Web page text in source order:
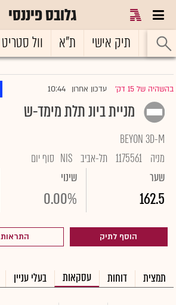
גלובס פיננסי
ראשי תיק אישי ת"א וול סטריט
בהשהיה של 15 דק' |עדכון אחרון 10:44
מניית ביונ תלת מימד-ש
BEYON 3D-M
מניה 1175561 תל-אביב NIS סוף יום
שער
162.5
שינוי
0.00%
הוסף לתיק התראות
תמצית דוחות עסקאות בעלי עניין